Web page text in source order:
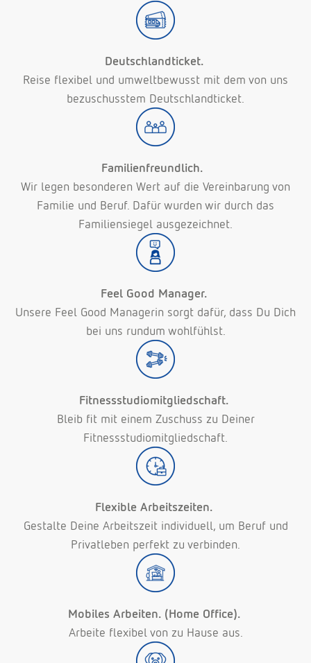
Deutschlandticket.
Reise flexibel und umweltbewusst mit dem von uns
bezuschusstem Deutschlandticket.
Familienfreundlich.
Wir legen besonderen Wert auf die Vereinbarung von
Familie und Beruf. Dafür wurden wir durch das
Familiensiegel ausgezeichnet.
Feel Good Manager.
Unsere Feel Good Managerin sorgt dafür, dass Du Dich
bei uns rundum wohlfühlst.
Fitnessstudiomitgliedschaft.
Bleib fit mit einem Zuschuss zu Deiner
Fitnessstudiomitgliedschaft.
Flexible Arbeitszeiten.
Gestalte Deine Arbeitszeit individuell, um Beruf und
Privatleben perfekt zu verbinden.
Mobiles Arbeiten. (Home Office).
Arbeite flexibel von zu Hause aus.